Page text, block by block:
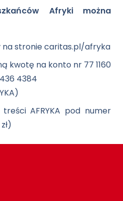
Afryki można
na stronie caritas.pl/afryka
kwotę na konto nr 77 1160
4384
treści AFRYKA pod numer